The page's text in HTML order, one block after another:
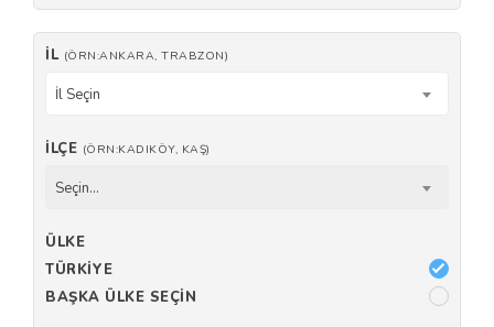
İL (ÖRN:ANKARA, TRABZON)
İl Seçin
İLÇE (ÖRN:KADIKÖY, KAŞ)
Seçin...
ÜLKE
TÜRKIYE
BAŞKA ÜLKE SEÇIN